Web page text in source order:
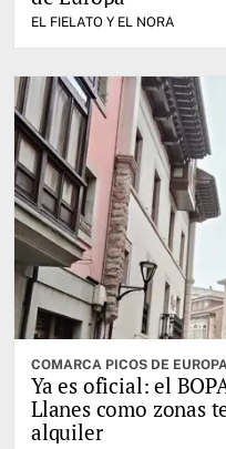
EL FIELATO Y EL NORA
COMARCA PICOS DE
Ya es oficial: el
Llanes como zonas
alquiler